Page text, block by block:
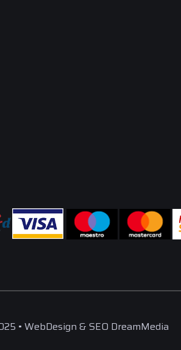
• WebDesign & SEO DreamMedia